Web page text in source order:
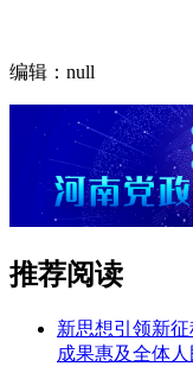
编辑：null
推荐阅读
新思想引领新
成果惠及全体人